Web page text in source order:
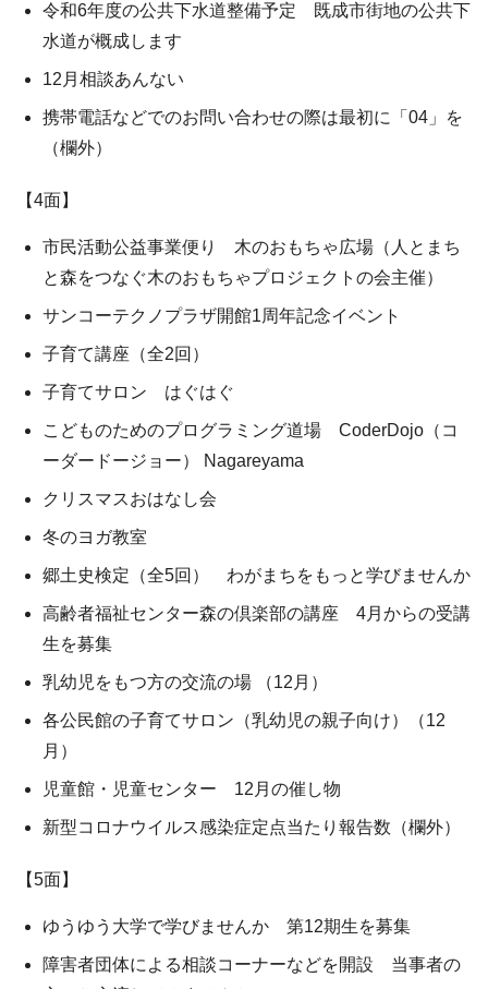
令和6年度の公共下水道整備予定 既成市街地の公共下
水道が概成します
12月相談あんない
携帯電話などでのお問い合わせの際は最初に「04」を
（欄外）
【4面】
市民活動公益事業便り 木のおもちゃ広場（人とまち
と森をつなぐ木のおもちゃプロジェクトの会主催）
サンコーテクノプラザ開館1周年記念イベント
子育て講座（全2回）
子育てサロン はぐはぐ
こどものためのプログラミング道場 CoderDojo（コ
ーダードージョー） Nagareyama
クリスマスおはなし会
冬のヨガ教室
郷土史検定（全5回） わがまちをもっと学びませんか
高齢者福祉センター森の倶楽部の講座 4月からの受講
生を募集
乳幼児をもつ方の交流の場 （12月）
各公民館の子育てサロン（乳幼児の親子向け）（12
月）
児童館・児童センター 12月の催し物
新型コロナウイルス感染症定点当たり報告数（欄外）
【5面】
ゆうゆう大学で学びませんか 第12期生を募集
障害者団体による相談コーナーなどを開設 当事者の